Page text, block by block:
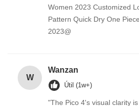
Women 2023 Customized
Pattern Quick Dry One
2023@
W
Wanzan
Útil (1w+)
"The Pico 4's visual clarity